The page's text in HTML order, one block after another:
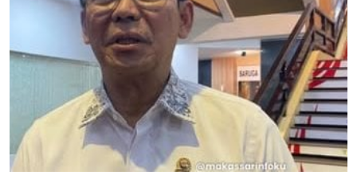
Pelatih
Jepang
Unggulkan
Sang
Merah
Putih